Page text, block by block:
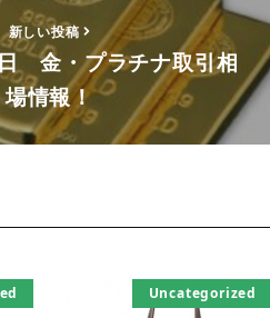
新しい投稿
金・プラチナ取引相
場情報！
Uncategorized